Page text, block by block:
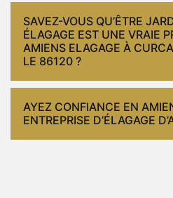
SAVEZ-VOUS QU’ÊTRE
ÉLAGAGE EST UNE VRAIE
AMIENS ELAGAGE À
LE 86120 ?
AYEZ CONFIANCE EN
ENTREPRISE D’ÉLAGAGE